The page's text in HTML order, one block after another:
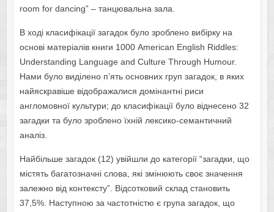
rооm fоr dаncing” – танцювальна зала.
В ході класифікації загадок було зроблено вибірку на
основі матеріалів книги 1000 American English Riddles:
Understanding Language and Culture Through Humour.
Нами було виділено п’ять основних груп загадок, в яких
найяскравіше відображалися домінантні риси
англомовної культури; до класифікації було віднесено 32
загадки та було зроблено їхній лексико-семантичний
аналіз.
Найбільше загадок (12) увійшли до категорії “загадки, що
містять багатозначні слова, які змінюють своє значення
залежно від контексту”. Відсотковий склад становить
37,5%. Наступною за частотністю є група загадок, що